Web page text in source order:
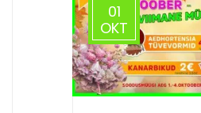
01
OKT